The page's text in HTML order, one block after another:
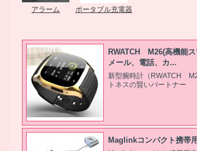
アラーム
ポータブル充電器
RWATCH M26(高機能
メール、電話、カ...
新型腕時計（RWATCH
トネスの賢いパートナー
Maglinkコンパクト携帯